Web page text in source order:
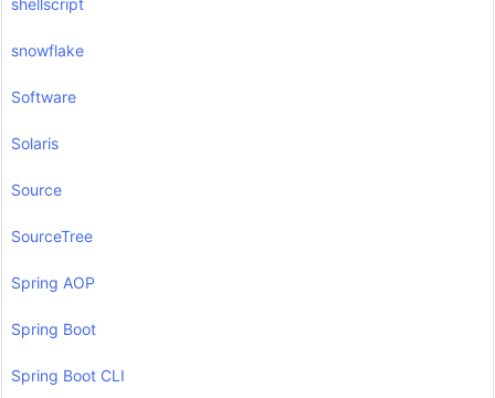
snowflake
Software
Solaris
Source
SourceTree
Spring AOP
Spring Boot
Spring Boot CLI